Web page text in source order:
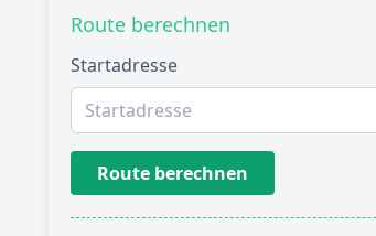
Route berechnen
Startadresse
Route berechnen